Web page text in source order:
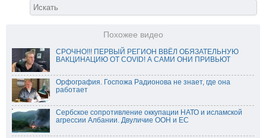
Похожее видео
СРОЧНО!!! ПЕРВЫЙ РЕГИОН ВВЁЛ ОБЯЗАТЕЛЬНУЮ
ВАКЦИНАЦИЮ ОТ COVID! А САМИ ОНИ ПРИВЬЮТ
Орфография. Госпожа Радионова не знает, где она
работает
Сербское сопротивление оккупации НАТО и исламской
агрессии Албании. Двуличие ООН и ЕС